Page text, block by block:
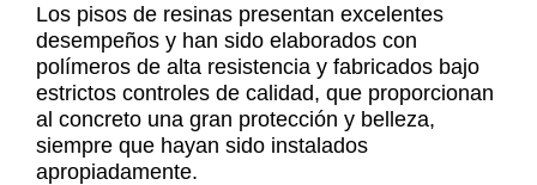
Los pisos de resinas presentan excelentes
desempeños y han sido elaborados con
polímeros de alta resistencia y fabricados bajo
estrictos controles de calidad, que proporcionan
al concreto una gran protección y belleza,
siempre que hayan sido instalados
apropiadamente.